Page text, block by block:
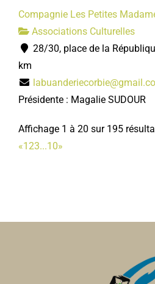
Compagnie Les Petites
Associations Culturelles
28/30, place de la
km
Présidente : Magalie SUDOUR
Affichage 1 à 20 sur 195
«123...10»